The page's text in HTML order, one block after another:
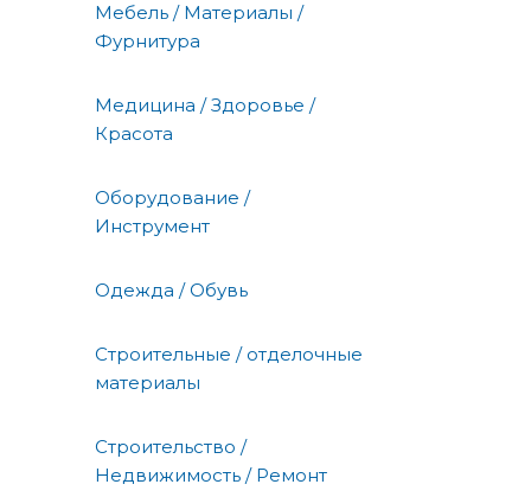
Мебель / Материалы /
Фурнитура
Медицина / Здоровье /
Красота
Оборудование /
Инструмент
Одежда / Обувь
Строительные / отделочные
материалы
Строительство /
Недвижимость / Ремонт